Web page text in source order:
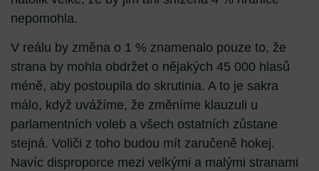
nepomohla.
V reálu by změna o 1 % znamenalo pouze to, že
strana by mohla obdržet o nějakých 45 000 hlasů
méně, aby postoupila do skrutinia. A to je sakra
málo, když uvážíme, že změníme klauzuli u
parlamentních voleb a všech ostatních zůstane
stejná. Voliči z toho budou mít zaručeně hokej.
Navíc disproporce mezi velkými a malými stranami